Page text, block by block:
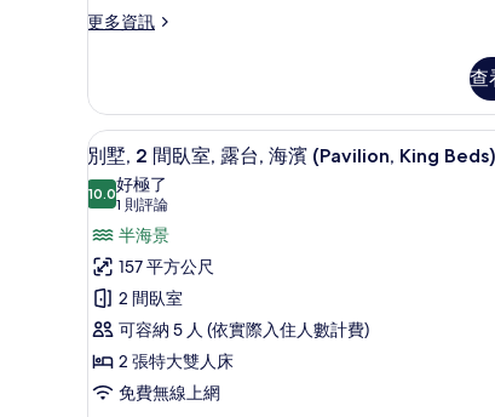
人
海
濱
(Pavilion,
King
Bed)
的
所
有
相
片
更多資訊
更
1
間
臥
室,
私
泳
池,
海
濱
(Pavilion,
Bed)
的
查
顯
示
別
墅,
2
間
臥
室,
露
別墅, 2 間臥室, 露台, 海
5
別墅, 2 間臥室, 露台, 海濱 (Pavilion, King Beds)
10.010.0 分，滿分 10 分
好極了
1 則評論
(1
則
評
論)
半海景
157 平方公尺
2 間臥室
可容納 5 人 (依實際入住人數計費)
2 張特大雙人床
免費無線上網